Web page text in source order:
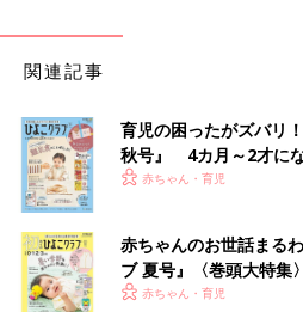
関連記事
育児の困ったがズバリ
秋号』 4カ月～2才に
いっぱい！
赤ちゃん・育児
赤ちゃんのお世話まる
ブ 夏号』〈巻頭大特集
く！ おっぱい・ミルク
赤ちゃん・育児